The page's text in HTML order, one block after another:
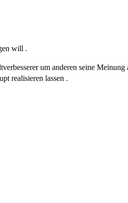
will .
um anderen seine Meinung
realisieren lassen .